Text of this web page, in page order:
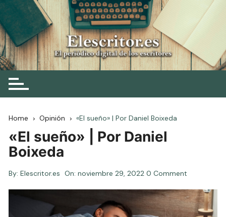
Skip
to
content
Elescritor.es
El periódico digital de los escritores
Home Opinión «El sueño» | Por Daniel Boixeda
«El sueño» | Por Daniel
Boixeda
By: Elescritor.es On:noviembre 29, 2022 0 Comment